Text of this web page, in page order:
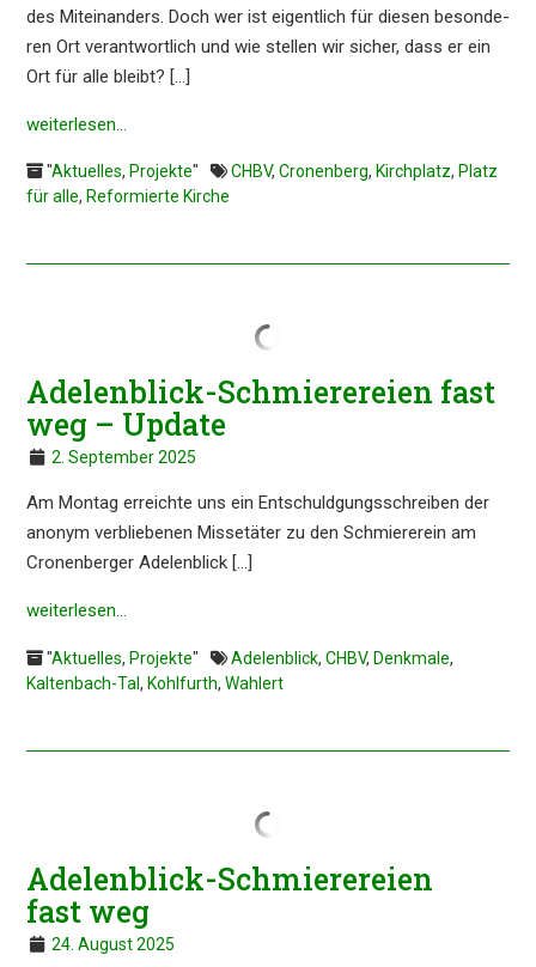
des Mitein­an­ders. Doch wer ist eigent­lich für diesen beson­de­
ren Ort verant­wort­lich und wie stellen wir sicher, dass er ein
Ort für alle bleibt? […]
weiter­le­sen…
"Aktuelles, Projekte" CHBV, Cronenberg, Kirchplatz, Platz
für alle, Reformierte Kirche
Adelen­blick-Schmie­re­rei­en fast
weg – Update
2. September 2025
Am Montag erreich­te uns ein Entschuld­gungs­schrei­ben der
anonym verblie­be­nen Misse­tä­ter zu den Schmie­re­rein am
Cronen­ber­ger Adelen­blick […]
weiter­le­sen…
"Aktuelles, Projekte" Adelenblick, CHBV, Denkmale,
Kaltenbach-Tal, Kohlfurth, Wahlert
Adelen­blick-Schmie­re­rei­en
fast weg
24. August 2025